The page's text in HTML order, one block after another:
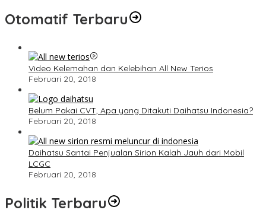
Otomatif Terbaru
Video Kelemahan dan Kelebihan All New Terios
Februari 20, 2018
Belum Pakai CVT, Apa yang Ditakuti Daihatsu Indonesia?
Februari 20, 2018
Daihatsu Santai Penjualan Sirion Kalah Jauh dari Mobil
LCGC
Februari 20, 2018
Politik Terbaru